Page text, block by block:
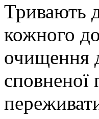
Тривають
кожного
очищення